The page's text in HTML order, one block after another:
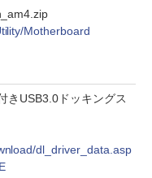
Motherboard
きUSB3.0ドッキングス
dl_driver_data.asp